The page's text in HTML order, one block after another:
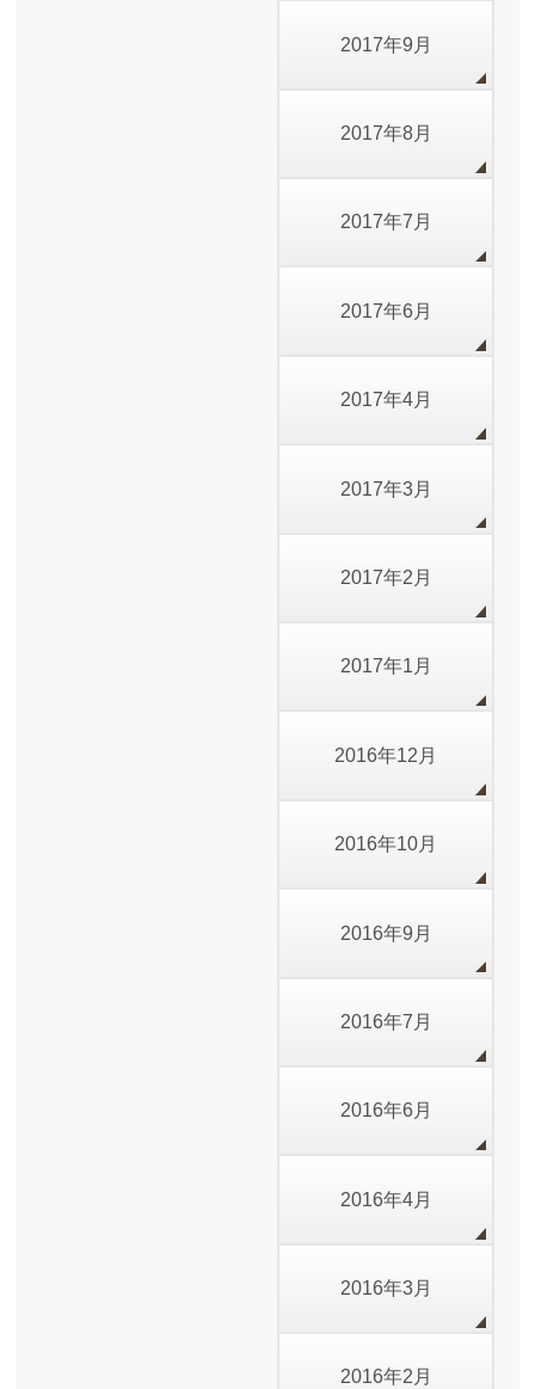
2017年9月
2017年8月
2017年7月
2017年6月
2017年4月
2017年3月
2017年2月
2017年1月
2016年12月
2016年10月
2016年9月
2016年7月
2016年6月
2016年4月
2016年3月
2016年2月